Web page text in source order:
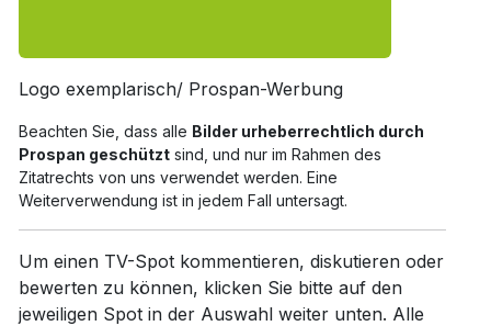
Logo exemplarisch/ Prospan-Werbung
Beachten Sie, dass alle Bilder urheberrechtlich durch
Prospan geschütztsind, und nur im Rahmen des
Zitatrechts von uns verwendet werden. Eine
Weiterverwendung ist in jedem Fall untersagt.
Um einen TV-Spot kommentieren, diskutieren oder
bewerten zu können, klicken Sie bitte auf den
jeweiligen Spot in der Auswahl weiter unten. Alle